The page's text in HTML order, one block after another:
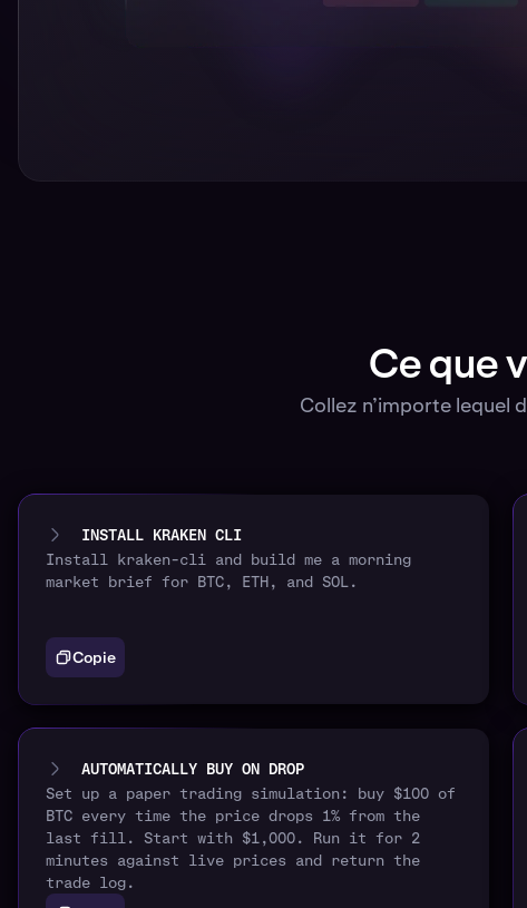
Ce que
Collez n’importe lequel
INSTALL KRAKEN CLI
Install kraken-cli and build me a morning
market brief for BTC, ETH, and SOL.
Copie
AUTOMATICALLY BUY ON DROP
Set up a paper trading simulation: buy $100 of
BTC every time the price drops 1% from the
last fill. Start with $1,000. Run it for 2
minutes against live prices and return the
trade log.